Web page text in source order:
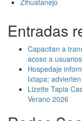
Zihuatanejo
Entradas
Capacitan a
acoso a usuarios
Hospedaje
Ixtapa;
Lizette Tapia
Verano 2026